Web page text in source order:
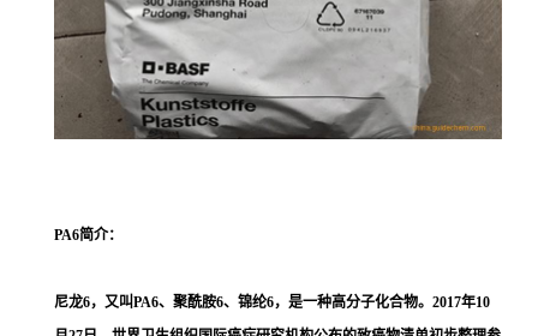
PA6简介：
尼龙6，又叫PA6、聚酰胺6、锦纶6，是一种高分子化合物。2017年10